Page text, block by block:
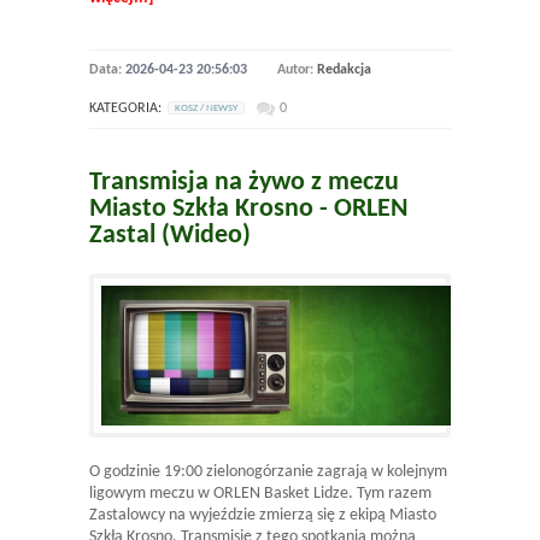
Data: 2026-04-23 20:56:03 Autor: Redakcja
KATEGORIA: KOSZ / NEWSY 0
Transmisja na żywo z meczu
Miasto Szkła Krosno - ORLEN
Zastal (Wideo)
O godzinie 19:00 zielonogórzanie zagrają w kolejnym
ligowym meczu w ORLEN Basket Lidze. Tym razem
Zastalowcy na wyjeździe zmierzą się z ekipą Miasto